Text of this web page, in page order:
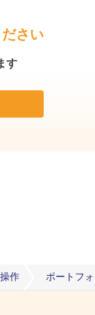
さい
す
作 ポートフ